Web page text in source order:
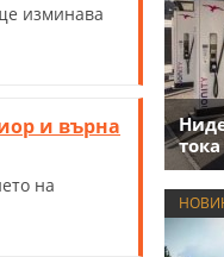
изминава
и върна
на